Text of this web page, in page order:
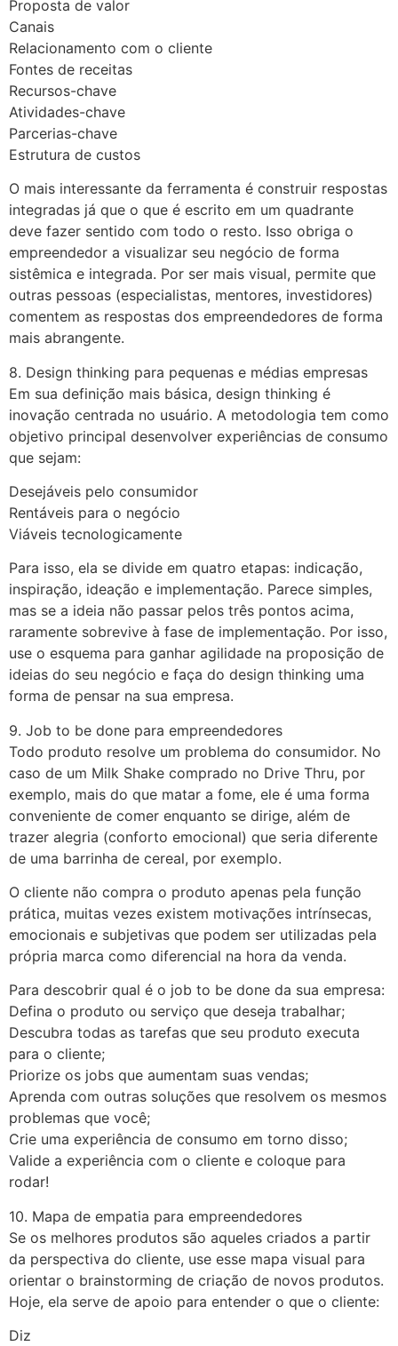
Proposta de valor
Canais
Relacionamento com o cliente
Fontes de receitas
Recursos-chave
Atividades-chave
Parcerias-chave
Estrutura de custos
O mais interessante da ferramenta é construir respostas
integradas já que o que é escrito em um quadrante
deve fazer sentido com todo o resto. Isso obriga o
empreendedor a visualizar seu negócio de forma
sistêmica e integrada. Por ser mais visual, permite que
outras pessoas (especialistas, mentores, investidores)
comentem as respostas dos empreendedores de forma
mais abrangente.
8. Design thinking para pequenas e médias empresas
Em sua definição mais básica, design thinking é
inovação centrada no usuário. A metodologia tem como
objetivo principal desenvolver experiências de consumo
que sejam:
Desejáveis pelo consumidor
Rentáveis para o negócio
Viáveis tecnologicamente
Para isso, ela se divide em quatro etapas: indicação,
inspiração, ideação e implementação. Parece simples,
mas se a ideia não passar pelos três pontos acima,
raramente sobrevive à fase de implementação. Por isso,
use o esquema para ganhar agilidade na proposição de
ideias do seu negócio e faça do design thinking uma
forma de pensar na sua empresa.
9. Job to be done para empreendedores
Todo produto resolve um problema do consumidor. No
caso de um Milk Shake comprado no Drive Thru, por
exemplo, mais do que matar a fome, ele é uma forma
conveniente de comer enquanto se dirige, além de
trazer alegria (conforto emocional) que seria diferente
de uma barrinha de cereal, por exemplo.
O cliente não compra o produto apenas pela função
prática, muitas vezes existem motivações intrínsecas,
emocionais e subjetivas que podem ser utilizadas pela
própria marca como diferencial na hora da venda.
Para descobrir qual é o job to be done da sua empresa:
Defina o produto ou serviço que deseja trabalhar;
Descubra todas as tarefas que seu produto executa
para o cliente;
Priorize os jobs que aumentam suas vendas;
Aprenda com outras soluções que resolvem os mesmos
problemas que você;
Crie uma experiência de consumo em torno disso;
Valide a experiência com o cliente e coloque para
rodar!
10. Mapa de empatia para empreendedores
Se os melhores produtos são aqueles criados a partir
da perspectiva do cliente, use esse mapa visual para
orientar o brainstorming de criação de novos produtos.
Hoje, ela serve de apoio para entender o que o cliente:
Diz